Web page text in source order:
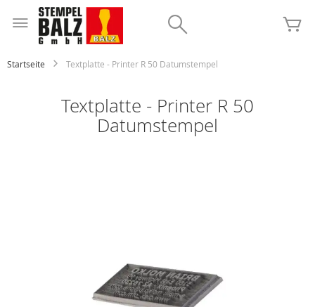
Inhalt
springen
Startseite Textplatte - Printer R 50 Datumstempel
Textplatte - Printer R 50
Datumstempel